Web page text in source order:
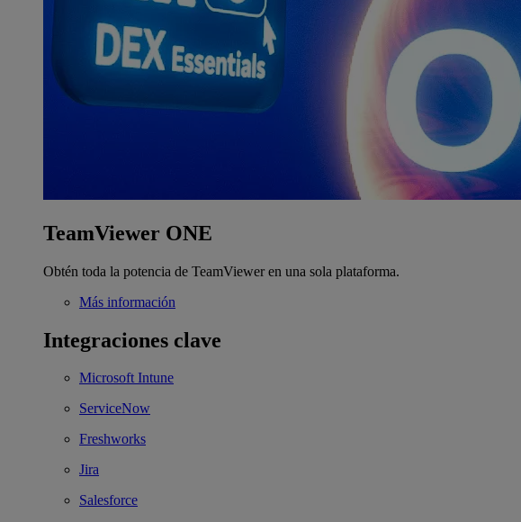
TeamViewer ONE
Obtén toda la potencia de TeamViewer en una sola plataforma.
Más información
Integraciones clave
Microsoft Intune
ServiceNow
Freshworks
Jira
Salesforce